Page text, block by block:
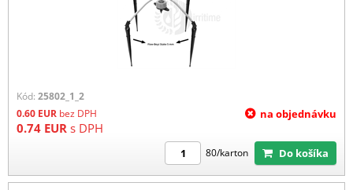
Kód: 25802_1_2
0.60 EUR bez DPH
0.74 EUR s DPH
na objednávku
80/karton Do košíka